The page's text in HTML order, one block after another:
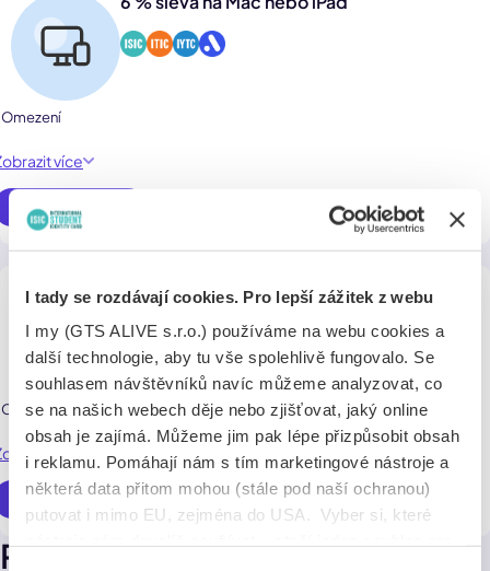
I tady se rozdávají cookies. Pro lepší zážitek z webu
I my (GTS ALIVE s.r.o.) používáme na webu cookies a
další technologie, aby tu vše spolehlivě fungovalo. Se
souhlasem návštěvníků navíc můžeme analyzovat, co
se na našich webech děje nebo zjišťovat, jaký online
obsah je zajímá. Můžeme jim pak lépe přizpůsobit obsah
i reklamu. Pomáhají nám s tím marketingové nástroje a
některá data přitom mohou (stále pod naší ochranou)
putovat i mimo EU, zejména do USA. Vyber si, které
Omezení
více
Využít online
4 % sleva na Mac nebo iPad
Omezení
více
Využít online
Pobočky